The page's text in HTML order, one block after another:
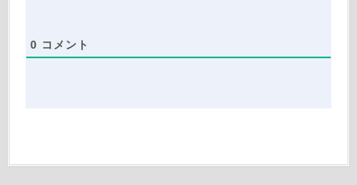
0 コメント